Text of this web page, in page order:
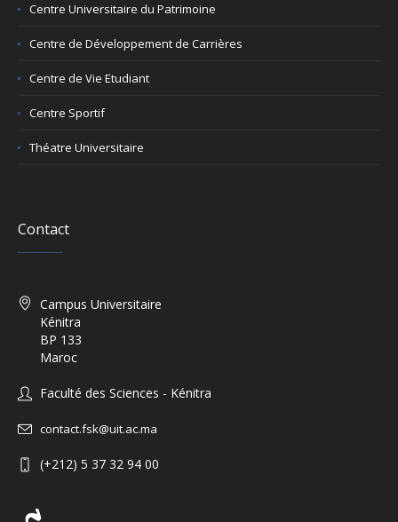
Centre Universitaire du Patrimoine
Centre de Développement de Carrières
Centre de Vie Etudiant
Centre Sportif
Théatre Universitaire
Contact
Campus Universitaire
Kénitra
BP 133
Maroc
Faculté des Sciences - Kénitra
contact.fsk@uit.ac.ma
(+212) 5 37 32 94 00